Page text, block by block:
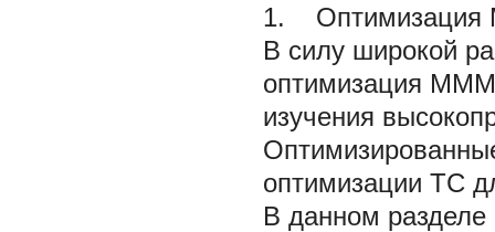
1. Оптимизация
В силу широкой
оптимизация
изучения
оптимизации TC
В данном разделе